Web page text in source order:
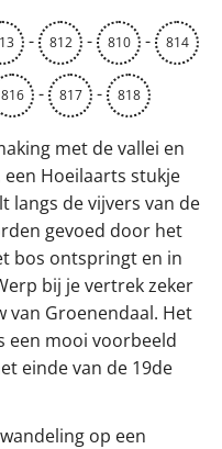
- 812 - 810 - 814
816 - 817 - 818
met de vallei en
Hoeilaarts stukje
langs de vijvers van de
gevoed door het
bos ontspringt en in
bij je vertrek zeker
van Groenendaal. Het
een mooi voorbeeld
einde van de 19de
op een